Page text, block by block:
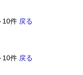
10件 戻る
10件 戻る